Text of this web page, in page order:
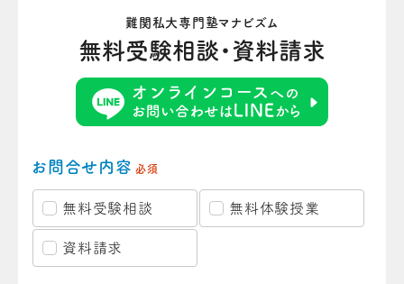
難関私大専門塾マナビズム
無料受験相談・資料請求
お問合せ内容 必須
無料受験相談 無料体験授業
資料請求